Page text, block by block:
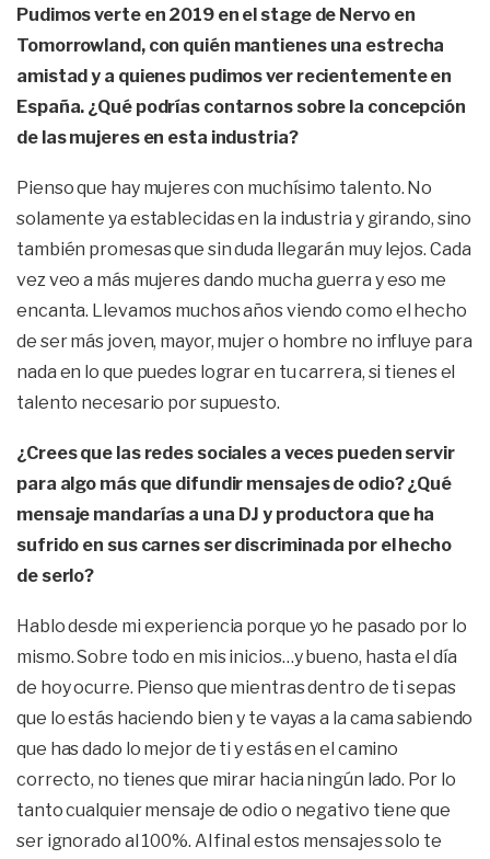
Pudimos verte en 2019 en el stage de Nervo en
Tomorrowland, con quién mantienes una estrecha
amistad y a quienes pudimos ver recientemente en
España. ¿Qué podrías contarnos sobre la concepción
de las mujeres en esta industria?
Pienso que hay mujeres con muchísimo talento. No
solamente ya establecidas en la industria y girando, sino
también promesas que sin duda llegarán muy lejos. Cada
vez veo a más mujeres dando mucha guerra y eso me
encanta. Llevamos muchos años viendo como el hecho
de ser más joven, mayor, mujer o hombre no influye para
nada en lo que puedes lograr en tu carrera, si tienes el
talento necesario por supuesto.
¿Crees que las redes sociales a veces pueden servir
para algo más que difundir mensajes de odio? ¿Qué
mensaje mandarías a una DJ y productora que ha
sufrido en sus carnes ser discriminada por el hecho
de serlo?
Hablo desde mi experiencia porque yo he pasado por lo
mismo. Sobre todo en mis inicios…y bueno, hasta el día
de hoy ocurre. Pienso que mientras dentro de ti sepas
que lo estás haciendo bien y te vayas a la cama sabiendo
que has dado lo mejor de ti y estás en el camino
correcto, no tienes que mirar hacia ningún lado. Por lo
tanto cualquier mensaje de odio o negativo tiene que
ser ignorado al 100%. Al final estos mensajes solo te